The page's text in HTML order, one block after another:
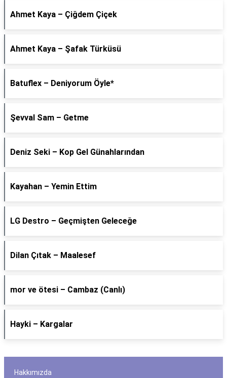
Ahmet Kaya – Çiğdem Çiçek
Ahmet Kaya – Şafak Türküsü
Batuflex – Deniyorum Öyle*
Şevval Sam – Getme
Deniz Seki – Kop Gel Günahlarından
Kayahan – Yemin Ettim
LG Destro – Geçmişten Geleceğe
Dilan Çıtak – Maalesef
​mor ve ötesi – Cambaz (Canlı)
Hayki – Kargalar
Hakkımızda